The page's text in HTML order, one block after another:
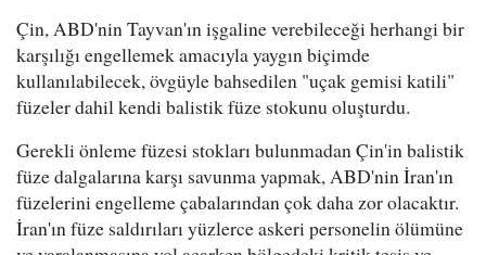
Çin, ABD'nin Tayvan'ın işgaline verebileceği herhangi bir
karşılığı engellemek amacıyla yaygın biçimde
kullanılabilecek, övgüyle bahsedilen "uçak gemisi katili"
füzeler dahil kendi balistik füze stokunu oluşturdu.
Gerekli önleme füzesi stokları bulunmadan Çin'in balistik
füze dalgalarına karşı savunma yapmak, ABD'nin İran'ın
füzelerini engelleme çabalarından çok daha zor olacaktır.
İran'ın füze saldırıları yüzlerce askeri personelin ölümüne